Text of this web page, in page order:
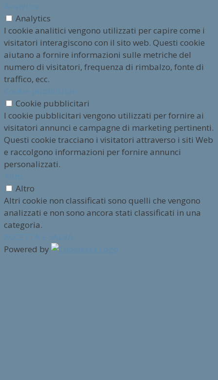
Analytics
I cookie analitici vengono utilizzati per capire come i
visitatori interagiscono con il sito web. Questi cookie
aiutano a fornire informazioni sulle metriche del
numero di visitatori, frequenza di rimbalzo, fonte di
traffico, ecc.
Cookie pubblicitari
I cookie pubblicitari vengono utilizzati per fornire ai
visitatori annunci e campagne di marketing pertinenti.
Questi cookie tracciano i visitatori attraverso i siti Web
e raccolgono informazioni per fornire annunci
personalizzati.
Altro
Altri cookie non classificati sono quelli che vengono
analizzati e non sono ancora stati classificati in una
categoria.
Powered by